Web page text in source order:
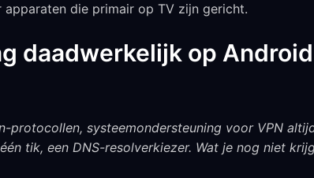
die primair op TV zijn gericht.
daadwerkelijk op
protocollen, systeemondersteuning voor VPN
tik, een DNS-resolverkiezer. Wat je nog niet